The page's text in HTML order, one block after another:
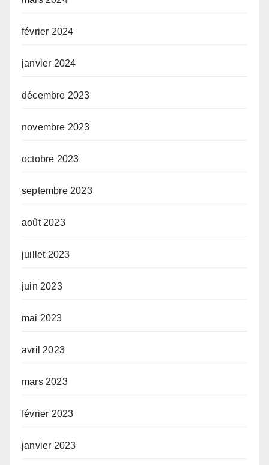
février 2024
janvier 2024
décembre 2023
novembre 2023
octobre 2023
septembre 2023
août 2023
juillet 2023
juin 2023
mai 2023
avril 2023
mars 2023
février 2023
janvier 2023